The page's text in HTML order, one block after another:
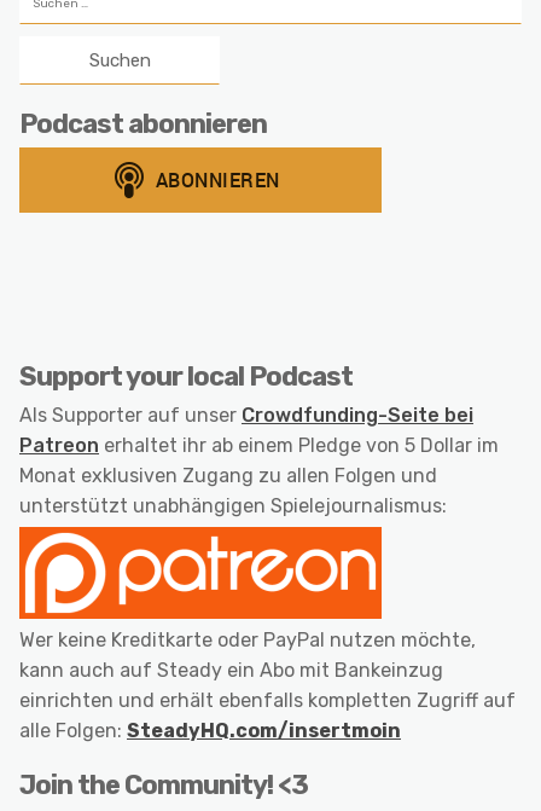
nach:
Podcast abonnieren
Support your local Podcast
Als Supporter auf unser Crowdfunding-Seite bei
Patreon erhaltet ihr ab einem Pledge von 5 Dollar im
Monat exklusiven Zugang zu allen Folgen und
unterstützt unabhängigen Spielejournalismus:
Wer keine Kreditkarte oder PayPal nutzen möchte,
kann auch auf Steady ein Abo mit Bankeinzug
einrichten und erhält ebenfalls kompletten Zugriff auf
alle Folgen: SteadyHQ.com/insertmoin
Join the Community! <3